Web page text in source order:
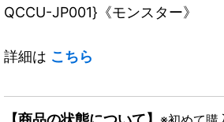
QCCU-JP001}《モンスター》
詳細は こちら